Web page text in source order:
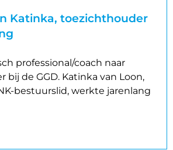
Katinka, toezichthouder
professional/coach naar
bij de GGD. Katinka van Loon,
bestuurslid, werkte jarenlang